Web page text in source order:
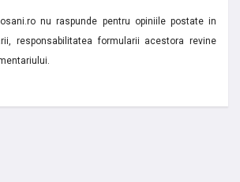
nu raspunde pentru opiniile postate in
responsabilitatea formularii acestora revine